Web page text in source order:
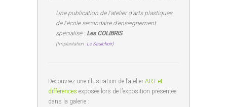
Une publication de l'atelier d'arts plastiques
de l'école secondaire d'enseignement
spécialisé : Les COLIBRIS
(Implantation :Le Saulchoir)
Découvrez une illustration de l’atelier ART et
différences exposée lors de l’exposition présentée
dans la galerie :